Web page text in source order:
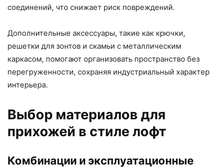
соединений, что снижает риск повреждений.
Дополнительные аксессуары, такие как крючки,
решетки для зонтов и скамьи с металлическим
каркасом, помогают организовать пространство без
перегруженности, сохраняя индустриальный характер
интерьера.
Выбор материалов для
прихожей в стиле лофт
Комбинации и эксплуатационные